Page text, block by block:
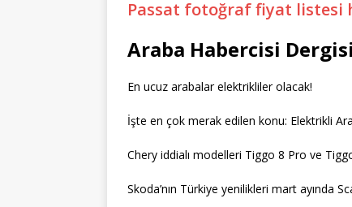
Passat fotoğraf fiyat listesi
Araba Habercisi
En ucuz arabalar elektrikliler olacak!
İşte en çok merak edilen konu: Elektrikli
Chery iddialı modelleri Tiggo 8 Pro ve
Skoda’nın Türkiye yenilikleri mart ayında